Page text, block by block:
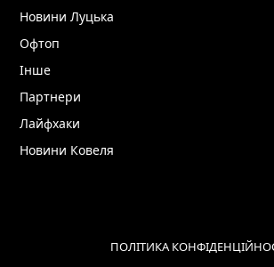
Новини Луцька
Офтоп
Інше
Партнери
Лайфхаки
Новини Ковеля
ПОЛІТИКА